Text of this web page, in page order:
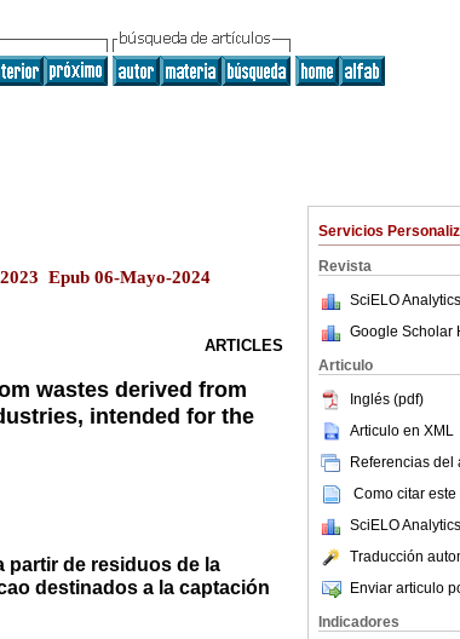
Servicios
Revista
SciELO Analytics
Google Scholar
Articulo
Inglés (pdf)
Articulo en XML
Referencias del
Como citar
SciELO Analytics
Traducción
Enviar articulo
Indicadores
Epub 06-Mayo-2024
ARTICLES
wastes derived from
intended for the
partir de residuos de la
destinados a la captación